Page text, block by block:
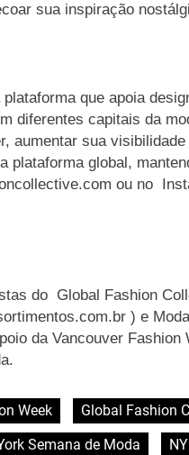
sua inspiração
que apoia
diferentes capitais da
aumentar sua
plataforma global,
ou no
do Global Fashion
) e
da Vancouver
Week Global Fashion
Semana de Moda